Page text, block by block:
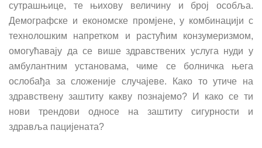
сутрашњице, те њихову величину и број особља.
Демографске и економске промјене, у комбинацији с
технолошким напретком и растућим конзумеризмом,
омогућавају да се више здравствених услуга нуди у
амбулантним установама, чиме се болничка њега
ослобађа за сложеније случајеве. Како то утиче на
здравствену заштиту какву познајемо? И како се ти
нови трендови односе на заштиту сигурности и
здравља пацијената?